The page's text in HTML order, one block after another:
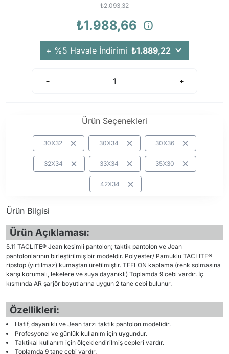
₺2.093,32
₺1.988,66
+ %5 Havale İndirimi ₺1.889,22
Ürün Seçenekleri
30X32 30X34 30X36
32X34 33X34 35X30
42X34
Ürün Bilgisi
Ürün Açıklaması:
5.11 TACLITE® Jean kesimli pantolon; taktik pantolon ve Jean
pantolonlarının birleştirilmiş bir modeldir. Polyester/ Pamuklu TACLITE®
ripstop (yırtılmaz) kumaştan üretilmiştir. TEFLON kaplama (renk solmasına
karşı korumalı, lekelere ve suya dayanıklı) Toplamda 9 cebi vardır. İç
kısmında AR şarjör boyutlarına uygun 2 tane cebi bulunur.
Özellikleri:
Hafif, dayanıklı ve Jean tarzı taktik pantolon modelidir.
Profesyonel ve günlük kullanım için uygundur.
Taktikal kullanım için ölçeklendirilmiş cepleri vardır.
Toplamda 9 tane cebi vardır.